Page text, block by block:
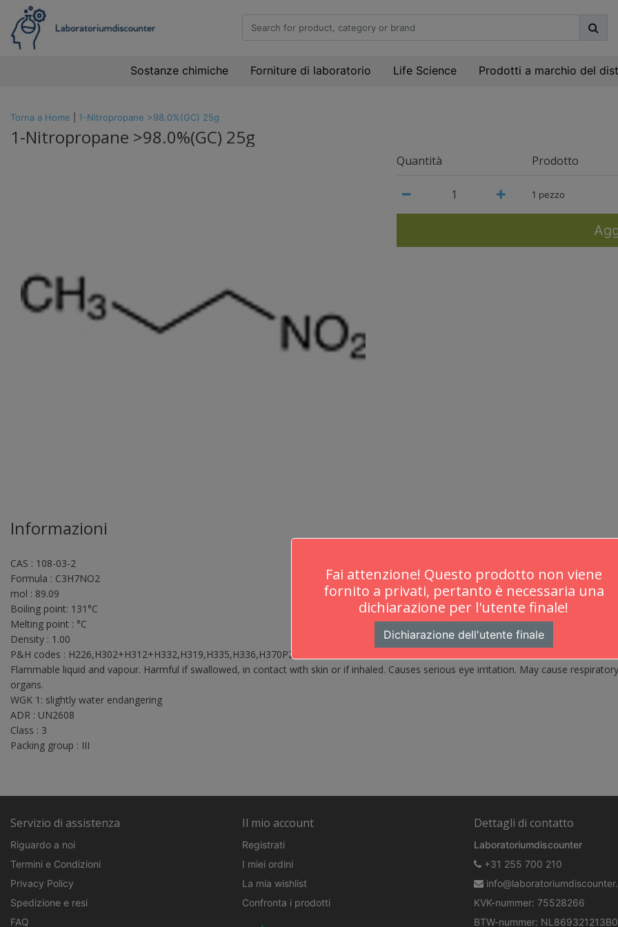
Sostanze chimiche Forniture di laboratorio Life Science Prodotti a marchio del
Fai attenzione! Questo prodotto non viene
fornito a privati, pertanto è necessaria una
dichiarazione per l'utente finale!
Dichiarazione dell'utente finale
Torna a Home 1-Nitropropane >98.0%(GC) 25g
1-Nitropropane >98.0%(GC) 25g
Quantità Prodotto
1 pezzo
Informazioni
CAS : 108-03-2
Formula : C3H7NO2
mol : 89.09
Boiling point: 131°C
Melting point : °C
Density : 1.00
P&H codes : H226,H302+H312+H332,H319,H335,H336,H370P210,P260,P264,P280,P308+P311,P370+P378GHS02,GHS07,GHS08
Flammable liquid and vapour. Harmful if swallowed, in contact with skin or if inhaled. Causes serious eye irritation. May cause
organs.
WGK 1: slightly water endangering
ADR : UN2608
Class : 3
Packing group : III
Servizio di assistenza
Riguardo a noi
Termini e Condizioni
Privacy Policy
Spedizione e resi
FAQ
Il mio account
Registrati
I miei ordini
La mia wishlist
Confronta i prodotti
Dettagli di contatto
Laboratoriumdiscounter
+31 255 700 210
KVK-nummer: 75528266
BTW-nummer: